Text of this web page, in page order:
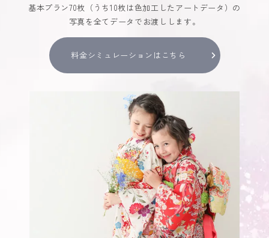
基本プラン70枚（うち10枚は色加工したアートデータ）の
写真を全てデータでお渡しします。
料金シミュレーションはこちら